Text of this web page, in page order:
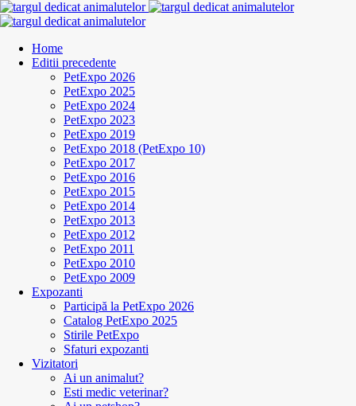
Home
Editii precedente
PetExpo 2026
PetExpo 2025
PetExpo 2024
PetExpo 2023
PetExpo 2019
PetExpo 2018 (PetExpo 10)
PetExpo 2017
PetExpo 2016
PetExpo 2015
PetExpo 2014
PetExpo 2013
PetExpo 2012
PetExpo 2011
PetExpo 2010
PetExpo 2009
Expozanti
Participă la PetExpo 2026
Catalog PetExpo 2025
Stirile PetExpo
Sfaturi expozanti
Vizitatori
Ai un animalut?
Esti medic veterinar?